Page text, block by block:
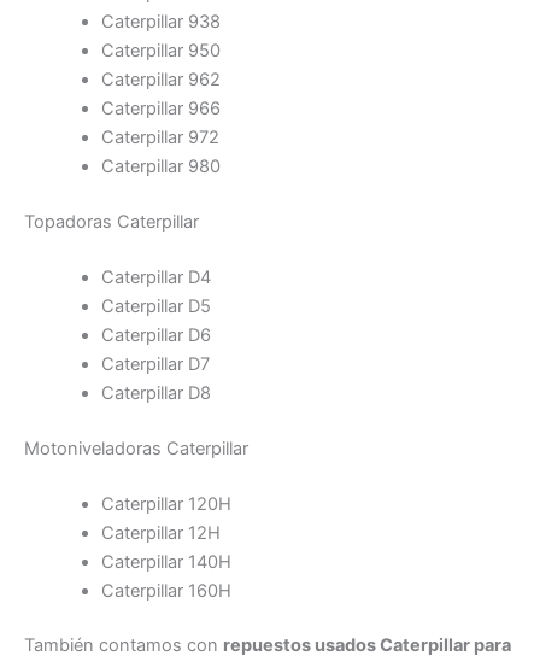
Caterpillar 938
Caterpillar 950
Caterpillar 962
Caterpillar 966
Caterpillar 972
Caterpillar 980
Topadoras Caterpillar
Caterpillar D4
Caterpillar D5
Caterpillar D6
Caterpillar D7
Caterpillar D8
Motoniveladoras Caterpillar
Caterpillar 120H
Caterpillar 12H
Caterpillar 140H
Caterpillar 160H
También contamos con repuestos usados Caterpillar para